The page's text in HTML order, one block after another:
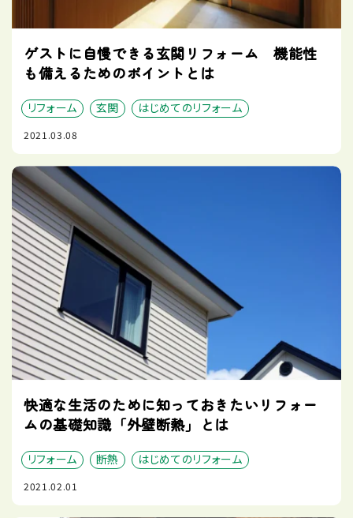
ゲストに自慢できる玄関リフォーム 機能性
も備えるためのポイントとは
リフォーム 玄関 はじめてのリフォーム
2021.03.08
快適な生活のために知っておきたいリフォー
ムの基礎知識「外壁断熱」とは
リフォーム 断熱 はじめてのリフォーム
2021.02.01